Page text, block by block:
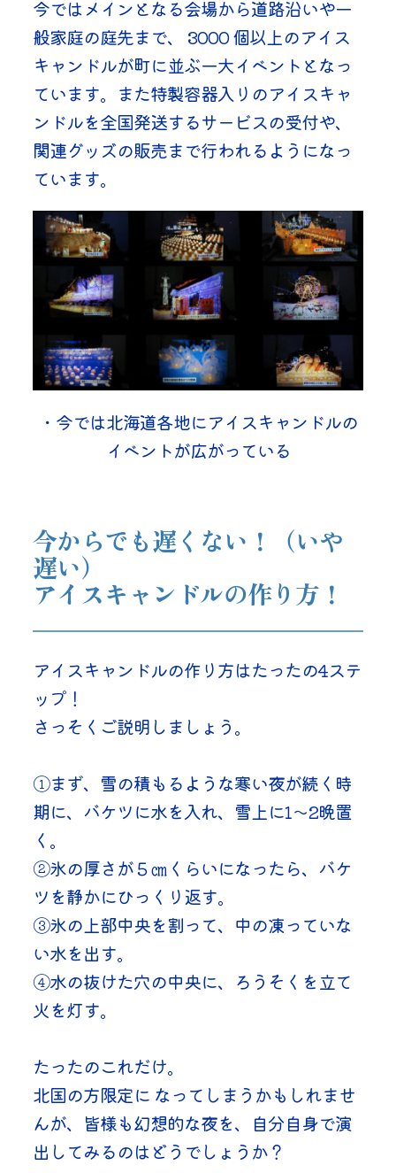
今ではメインとなる会場から道路沿いや一
般家庭の庭先まで、 3000 個以上のアイス
キャンドルが町に並ぶ一大イベントとなっ
ています。また特製容器入りのアイスキャ
ンドルを全国発送するサービスの受付や、
関連グッズの販売まで行われるようになっ
ています。
・今では北海道各地にアイスキャンドルの
イベントが広がっている
今からでも遅くない！（いや
遅い）
アイスキャンドルの作り方！
アイスキャンドルの作り方はたったの4ステ
ップ！
さっそくご説明しましょう。
①まず、雪の積もるような寒い夜が続く時
期に、バケツに水を入れ、雪上に1～2晩置
く。
②氷の厚さが５㎝くらいになったら、バケ
ツを静かにひっくり返す。
③氷の上部中央を割って、中の凍っていな
い水を出す。
④水の抜けた穴の中央に、ろうそくを立て
火を灯す。
たったのこれだけ。
北国の方限定に なってしまうかもしれませ
んが、皆様も幻想的な夜を、自分自身で演
出してみるのはどうでしょうか？